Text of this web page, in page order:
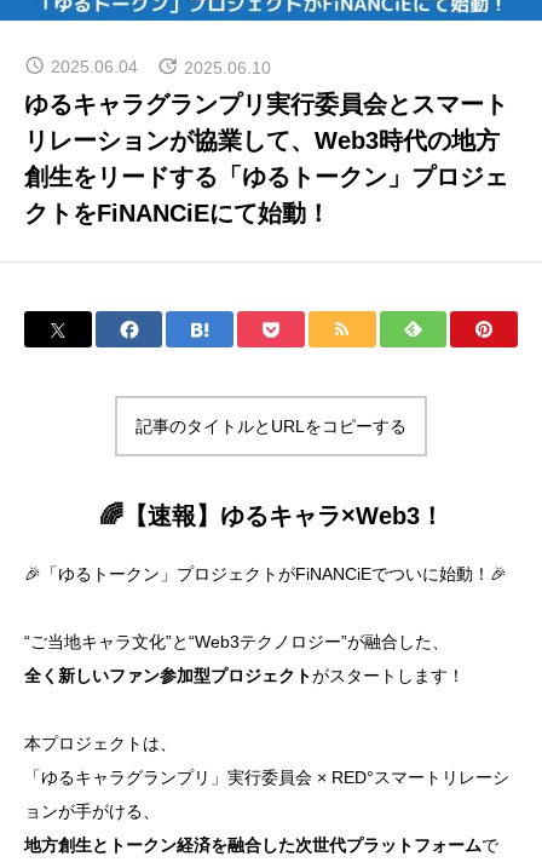
ゆるナビについて
ゆるバース
YURU MEME COIN PROJECT
FAQ（よくある質問）
ブログ
Contract Address
2025.06.04 2025.06.10
ゆるキャラグランプリ実行委員会とスマート
リレーションが協業して、Web3時代の地方
創生をリードする「ゆるトークン」プロジェ
クトをFiNANCiEにて始動！
記事のタイトルとURLをコピーする
🌈【速報】ゆるキャラ×Web3！
🎉「ゆるトークン」プロジェクトがFiNANCiEでついに始動！🎉
“ご当地キャラ文化”と“Web3テクノロジー”が融合した、
全く新しいファン参加型プロジェクトがスタートします！
本プロジェクトは、
「ゆるキャラグランプリ」実行委員会 × RED°スマートリレーシ
ョンが手がける、
地方創生とトークン経済を融合した次世代プラットフォームで